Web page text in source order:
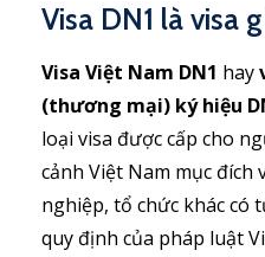
Visa DN1 là visa
Visa Việt Nam DN1 hay
(thương mại) ký hiệu
loại visa được cấp cho
cảnh Việt Nam mục đích
nghiệp, tổ chức khác có
quy định của pháp luật